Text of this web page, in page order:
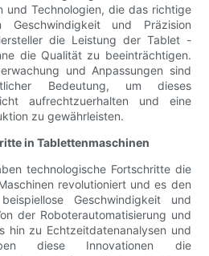
und Technologien, die das richtige
Geschwindigkeit und Präzision
die Leistung der Tablet -
die Qualität zu beeinträchtigen.
und Anpassungen sind
Bedeutung, um dieses
aufrechtzuerhalten und eine
zu gewährleisten.
in Tablettenmaschinen
technologische Fortschritte die
revolutioniert und es den
Geschwindigkeit und
der Roboterautomatisierung und
hin zu Echtzeitdatenanalysen und
diese Innovationen die